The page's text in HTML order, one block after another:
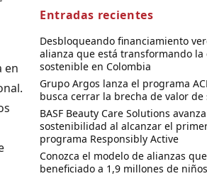
en
Entradas recientes
Desbloqueando financiamiento
alianza que está transformando la
sostenible en Colombia
Grupo Argos lanza el programa
busca cerrar la brecha de valor de
BASF Beauty Care Solutions
sostenibilidad al alcanzar el
programa Responsibly Active
Conozca el modelo de alianzas
beneficiado a 1,9 millones de niños